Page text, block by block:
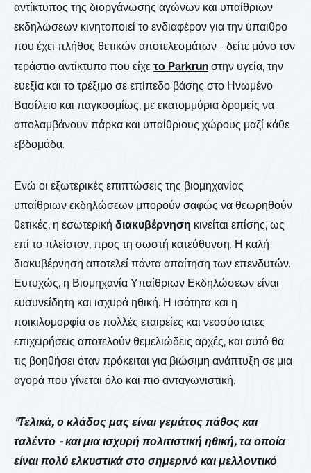
αντίκτυπος της διοργάνωσης αγώνων και υπαίθριων
εκδηλώσεων κινητοποιεί το ενδιαφέρον για την ύπαιθρο
που έχει πλήθος θετικών αποτελεσμάτων - δείτε μόνο τον
τεράστιο αντίκτυπο που είχε το Parkrun στην υγεία, την
ευεξία και το τρέξιμο σε επίπεδο βάσης στο Ηνωμένο
Βασίλειο και παγκοσμίως, με εκατομμύρια δρομείς να
απολαμβάνουν πάρκα και υπαίθριους χώρους μαζί κάθε
εβδομάδα.
Ενώ οι εξωτερικές επιπτώσεις της βιομηχανίας
υπαίθριων εκδηλώσεων μπορούν σαφώς να θεωρηθούν
θετικές, η εσωτερική διακυβέρνηση κινείται επίσης, ως
επί το πλείστον, προς τη σωστή κατεύθυνση. Η καλή
διακυβέρνηση αποτελεί πάντα απαίτηση των επενδυτών.
Ευτυχώς, η Βιομηχανία Υπαίθριων Εκδηλώσεων είναι
ευσυνείδητη και ισχυρά ηθική. Η ισότητα και η
ποικιλομορφία σε πολλές εταιρείες και νεοσύστατες
επιχειρήσεις αποτελούν θεμελιώδεις αρχές, και αυτό θα
τις βοηθήσει όταν πρόκειται για βιώσιμη ανάπτυξη σε μια
αγορά που γίνεται όλο και πιο ανταγωνιστική.
"Τελικά, ο κλάδος μας είναι γεμάτος πάθος και
ταλέντο - και μια ισχυρή πολιτιστική ηθική, τα οποία
είναι πολύ ελκυστικά στο σημερινό και μελλοντικό